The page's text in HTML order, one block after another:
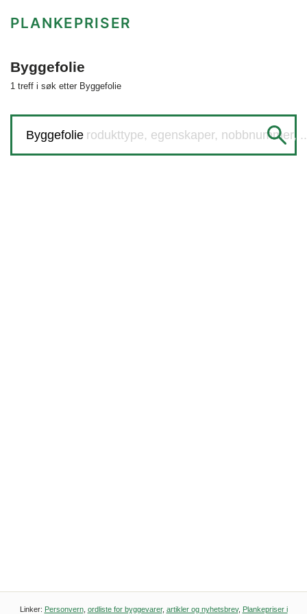
PLANKEPRISER
Byggefolie
1 treff i søk etter Byggefolie
Søk etter produkttype, egenskaper, nobbnummer,
Byggefolie
Linker: Personvern, ordliste for byggevarer, artikler og nyhetsbrev, Plankepriser i